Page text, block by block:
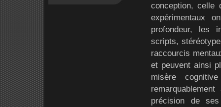
conception, celle
expérimentaux
profondeur, les
scripts,
raccourcis
et peuvent ainsi
misère
précision de